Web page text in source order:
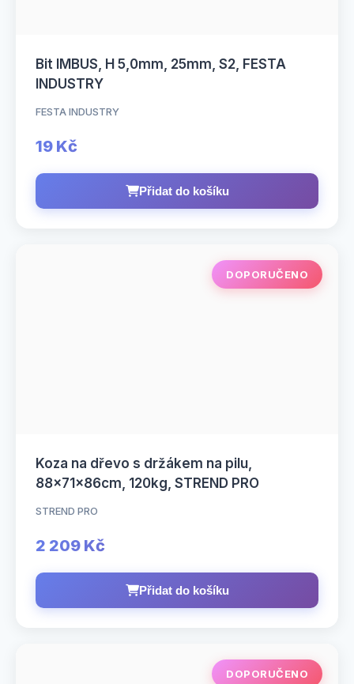
Bit IMBUS, H 5,0mm, 25mm, S2, FESTA
INDUSTRY
FESTA INDUSTRY
19 Kč
Přidat do košíku
DOPORUČENO
Koza na dřevo s držákem na pilu,
88x71x86cm, 120kg, STREND PRO
STREND PRO
2 209 Kč
Přidat do košíku
DOPORUČENO